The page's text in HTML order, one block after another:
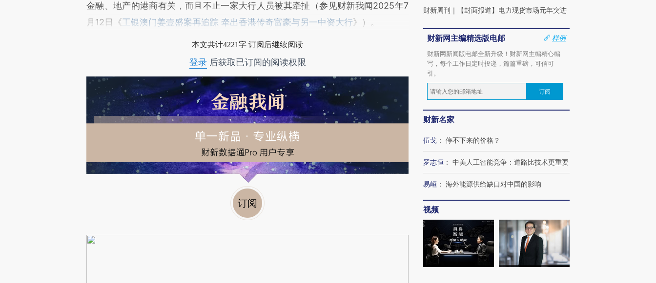
金融、地产的港商有关，而且不止一家大行人员被其牵扯（参见财新我闻2025年7
月12日《工银澳门姜壹盛案再追踪 牵出香港传奇富豪与另一中资大行》）。
本文共计4221字 订阅后继续阅读
登录后获取已订阅的阅读权限
订阅
财新周刊 ｜ 【封面报道】电力现货市场元年突进
财新网主编精选版电邮
样例
财新网新闻版电邮全新升级！财新网主编精心编
写，每个工作日定时投递，篇篇重磅，可信可
引。
订阅
财新名家
伍戈 ： 停不下来的价格？
罗志恒 ： 中美人工智能竞争：道路比技术更重要
易峘 ： 海外能源供给缺口对中国的影响
视频